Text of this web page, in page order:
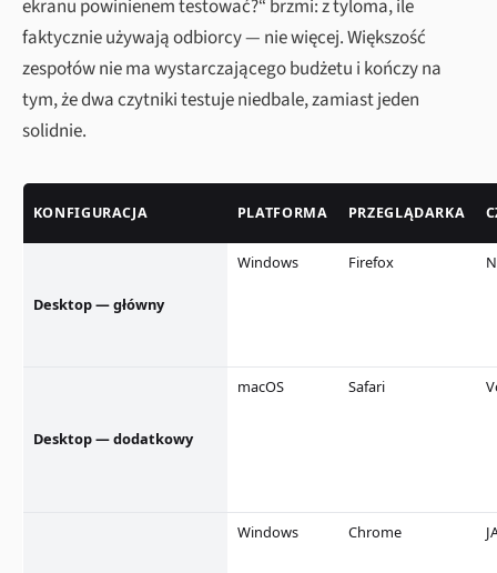
ekranu powinienem testować?“ brzmi: z tyloma, ile
faktycznie używają odbiorcy — nie więcej. Większość
zespołów nie ma wystarczającego budżetu i kończy na
tym, że dwa czytniki testuje niedbale, zamiast jeden
solidnie.
KONFIGURACJA PLATFORMA PRZEGLĄDARKA
Desktop — główny
Windows Firefox
Desktop — dodatkowy
macOS Safari
Windows Chrome